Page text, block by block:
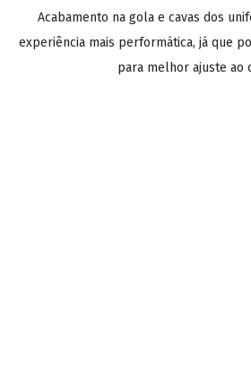
Acabamento na gola e cavas dos
experiência mais performática, já que
para melhor ajuste ao